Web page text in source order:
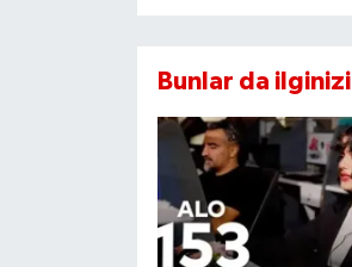
Bunlar da